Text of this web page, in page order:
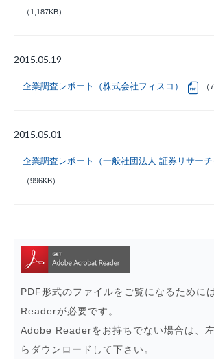
（1,187KB）
2015.05.19
企業調査レポート（株式会社フィスコ） （
2015.05.01
企業調査レポート（一般社団法人 証券リサーチ
（996KB）
PDF形式のファイルをご覧になるために
Readerが必要です。
Adobe Readerをお持ちでない場合は、
らダウンロードして下さい。